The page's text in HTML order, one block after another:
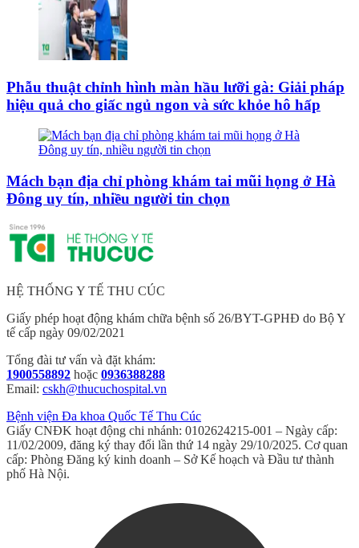
Phẫu thuật chỉnh hình màn hầu lưỡi gà: Giải pháp
hiệu quả cho giấc ngủ ngon và sức khỏe hô hấp
Mách bạn địa chỉ phòng khám tai mũi họng ở Hà
Đông uy tín, nhiều người tin chọn
HỆ THỐNG Y TẾ THU CÚC
Giấy phép hoạt động khám chữa bệnh số 26/BYT-GPHĐ do Bộ Y
tế cấp ngày 09/02/2021
Tổng đài tư vấn và đặt khám:
1900558892 hoặc 0936388288
Email: cskh@thucuchospital.vn
Bệnh viện Đa khoa Quốc Tế Thu Cúc
Giấy CNĐK hoạt động chi nhánh: 0102624215-001 – Ngày cấp:
11/02/2009, đăng ký thay đổi lần thứ 14 ngày 29/10/2025. Cơ quan
cấp: Phòng Đăng ký kinh doanh – Sở Kế hoạch và Đầu tư thành
phố Hà Nội.